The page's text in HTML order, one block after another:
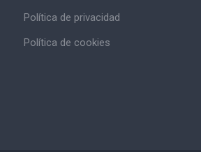
Política de privacidad
Política de cookies